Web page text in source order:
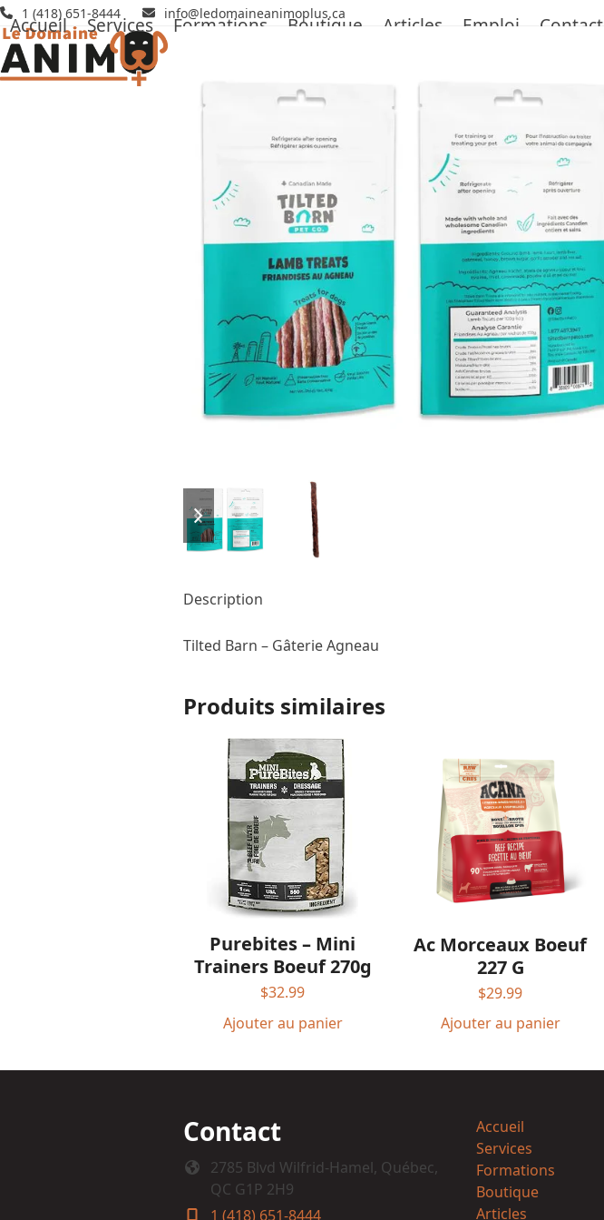
Skip
to
content
1 (418) 651-8444 info@ledomaineanimoplus.ca
Accueil Services Formations Boutique Articles Emploi Contact
previous
slide
next
slide
Description
Tilted Barn – Gâterie Agneau
Produits similaires
Purebites – Mini
Trainers Boeuf 270g
$32.99
Ajouter au panier
Ac Morceaux Boeuf
227 G
$29.99
Ajouter au panier
Contact
2785 Blvd Wilfrid-Hamel, Québec,
QC G1P 2H9
1 (418) 651-8444
Accueil
Services
Formations
Boutique
Articles